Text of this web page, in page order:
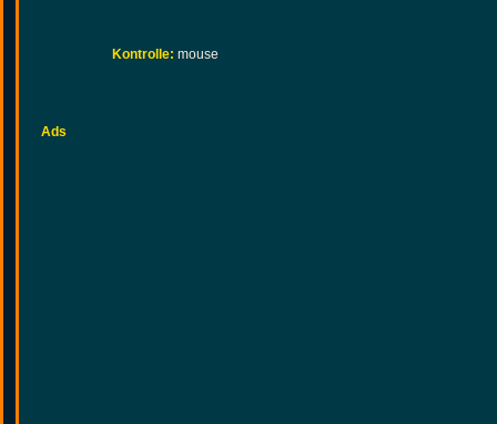
Kontrolle: mouse
Ads